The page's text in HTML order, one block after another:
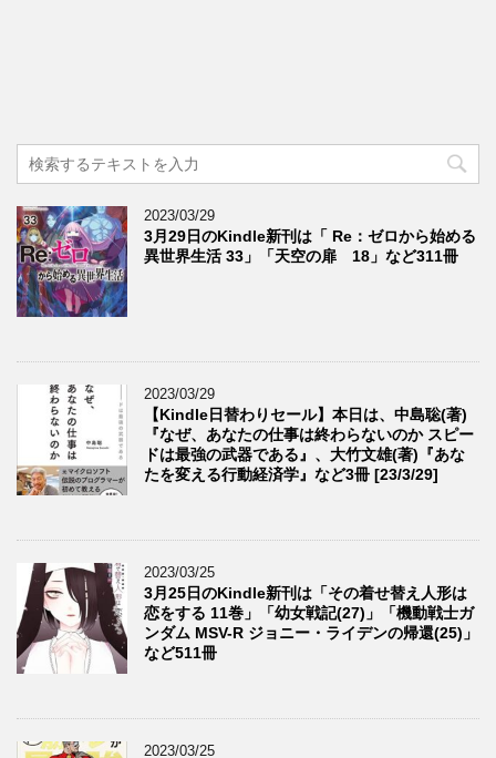
2023/03/29
3月29日のKindle新刊は「 Re：ゼロから始める
異世界生活 33」「天空の扉 18」など311冊
2023/03/29
【Kindle日替わりセール】本日は、中島聡(著)
『なぜ、あなたの仕事は終わらないのか スピー
ドは最強の武器である』、大竹文雄(著)『あな
たを変える行動経済学』など3冊 [23/3/29]
2023/03/25
3月25日のKindle新刊は「その着せ替え人形は
恋をする 11巻」「幼女戦記(27)」「機動戦士ガ
ンダム MSV-R ジョニー・ライデンの帰還(25)」
など511冊
2023/03/25